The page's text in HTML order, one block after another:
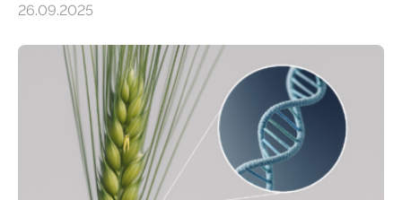
einzigen Ort domestiziert wurde. Eine neue Studie eines
Instituts für Pflanzengenetik und
Kulturpflanzenforschung (IPK) zeigt, dass die heutige
Gerste aus verschiedenen Wildpopulationen im
sogenannten Fruchtbaren Halbmond hervorgegangen
ist. Sie besitzt also eine Art „Mosaik-Abstammung“. Die
Ergebnisse der Studie wurden heute in der
Fachzeitschrift „Nature“ veröffentlicht. Die
26.09.2025